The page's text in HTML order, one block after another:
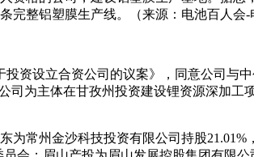
完整铝塑膜生产线。（来源：电池百人会-
资设立合资公司的议案》，同意公司与
为主体在甘孜州投资建设锂资源深加
常州金沙科技投资有限公司持股